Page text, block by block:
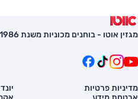
מגזין אוטו - בוחנים מכוניות משנת 1986
מדיניות פרטיות